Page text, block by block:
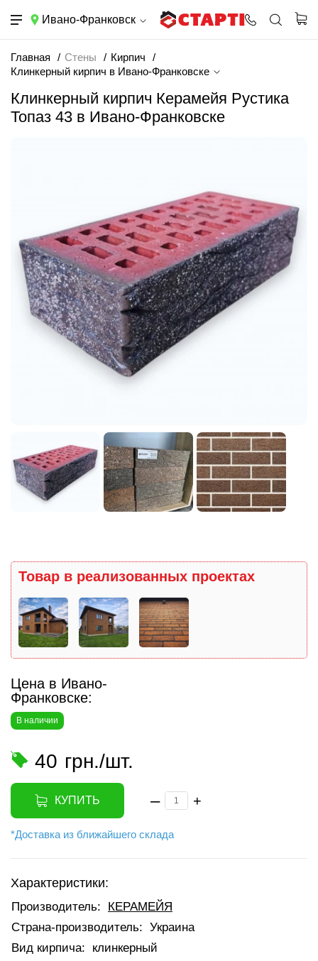
Ивано-Франковск
Главная Стены
Кирпич
Клинкерный кирпич в Ивано-Франковске
Клинкерный кирпич Керамейя Рустика
Топаз 43 в Ивано-Франковске
Товар в реализованных проектах
Цена в Ивано-
Франковске:
В наличии
40 грн./шт.
КУПИТЬ – +
*Доставка из ближайшего склада
Характеристики:
Производитель:
КЕРАМЕЙЯ
Страна-производитель: Украина
Вид кирпича:
клинкерный